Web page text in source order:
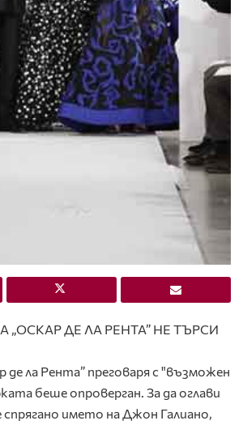
де ла Рента” преговаря с "възможен
беше опроверган. За да оглави
името на Джон Галиано,